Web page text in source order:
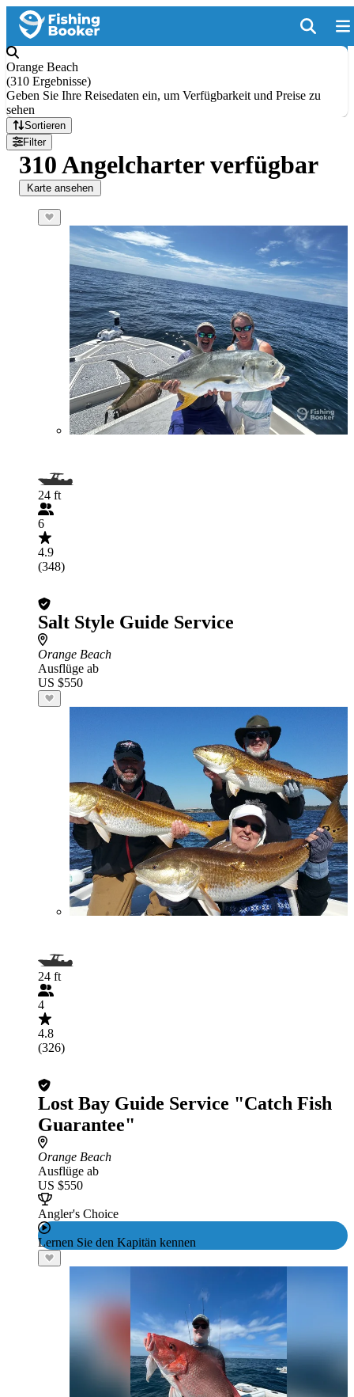
Orange Beach
(310 Ergebnisse)
Geben Sie Ihre Reisedaten ein, um Verfügbarkeit und Preise zu
sehen
Sortieren
Filter
310 Angelcharter verfügbar
Karte ansehen
24 ft
6
4.9
(348)
Salt Style Guide Service
Orange Beach
Ausflüge ab
US $550
24 ft
4
4.8
(326)
Lost Bay Guide Service "Catch Fish
Guarantee"
Orange Beach
Ausflüge ab
US $550
Angler's Choice
Lernen Sie den Kapitän kennen